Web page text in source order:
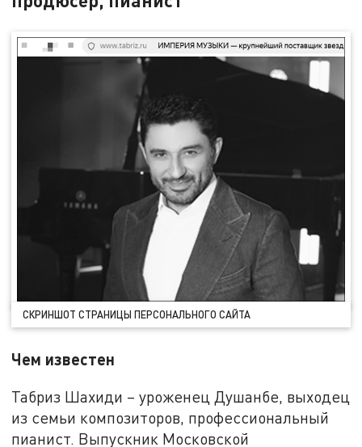
СКРИНШОТ СТРАНИЦЫ ПЕРСОНАЛЬНОГО САЙТА
Чем известен
Табриз Шахиди – уроженец Душанбе, выходец
из семьи композиторов, профессиональный
пианист. Выпускник Московской